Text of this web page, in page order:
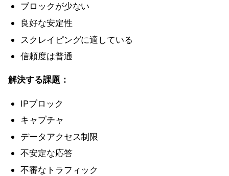
ブロックが少ない
良好な安定性
スクレイピングに適している
信頼度は普通
解決する課題：
IPブロック
キャプチャ
データアクセス制限
不安定な応答
不審なトラフィック